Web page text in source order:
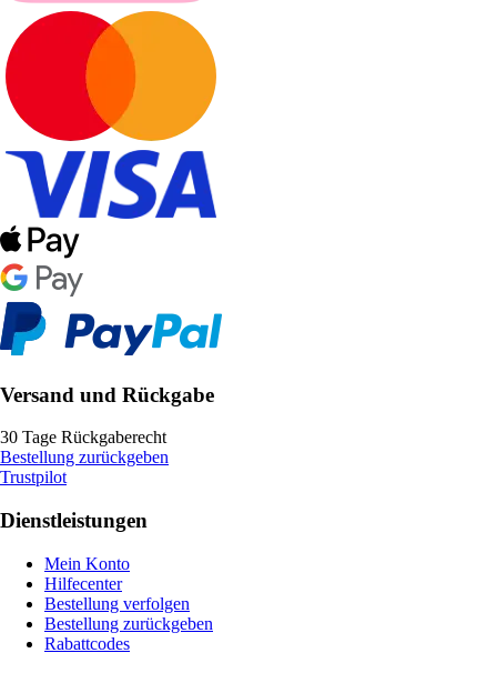
Versand und Rückgabe
30 Tage Rückgaberecht
Bestellung zurückgeben
Trustpilot
Dienstleistungen
Mein Konto
Hilfecenter
Bestellung verfolgen
Bestellung zurückgeben
Rabattcodes